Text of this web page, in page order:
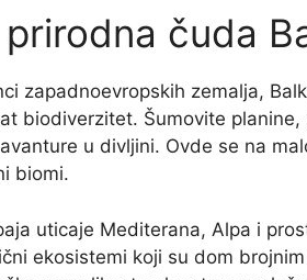
čuda
zapadnoevropskih zemalja,
biodiverzitet. Šumovite
u divljini. Ovde se na
biomi.
uticaje Mediterana, Alpa i
ekosistemi koji su dom